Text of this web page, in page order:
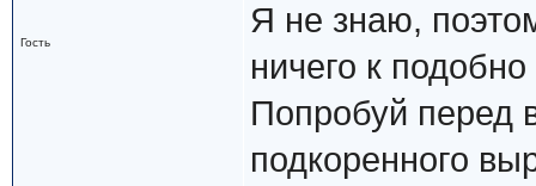
Гость
Я не знаю,
ничего к
Попробуй перед
подкоренного